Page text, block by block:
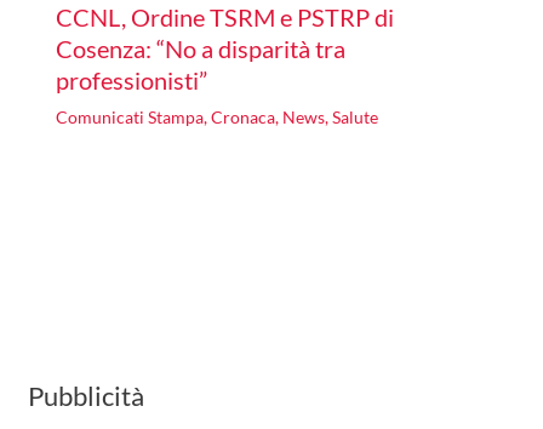
CCNL, Ordine TSRM e PSTRP di
Cosenza: “No a disparità tra
professionisti”
Comunicati Stampa,Cronaca, News,Salute
Pubblicità